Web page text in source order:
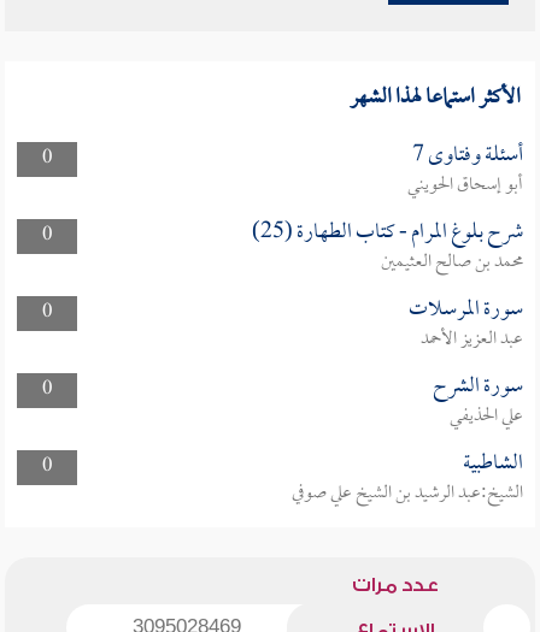
الأكثر استماعا لهذا الشهر
0 أسئلة وفتاوى 7
أبو إسحاق الحويني
0
شرح بلوغ المرام - كتاب الطهارة (25)
محمد بن صالح العثيمين
0
سورة المرسلات
عبد العزيز الأحمد
0
سورة الشرح
علي الحذيفي
0
الشاطبية
الشيخ:عبد الرشيد بن الشيخ علي صوفي
عدد مرات